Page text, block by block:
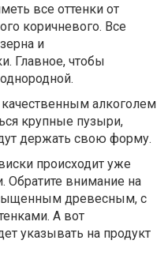
все оттенки от
коричневого. Все
и
Главное, чтобы
алкоголем
крупные пузыри,
держать свою форму.
происходит уже
Обратите внимание на
древесным, с
А вот
указывать на продукт